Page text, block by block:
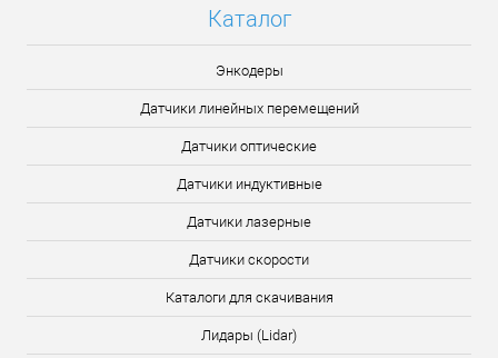
Каталог
Энкодеры
Датчики линейных перемещений
Датчики оптические
Датчики индуктивные
Датчики лазерные
Датчики скорости
Каталоги для скачивания
Лидары (Lidar)